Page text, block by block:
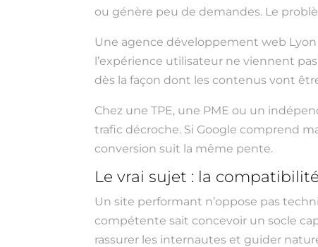
ou génère peu de demandes. Le
Une agence développement web
l’expérience utilisateur ne viennent
dès la façon dont les contenus vont
Chez une TPE, une PME ou un
trafic décroche. Si Google comprend
conversion suit la même pente.
Le vrai sujet : la
Un site performant n’oppose pas
compétente sait concevoir un socle
rassurer les internautes et guider